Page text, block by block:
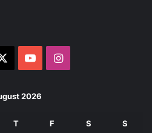
YouTubeInstagram
2026
T F S S